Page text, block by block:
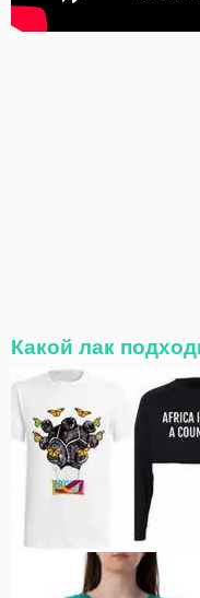
Какой лак